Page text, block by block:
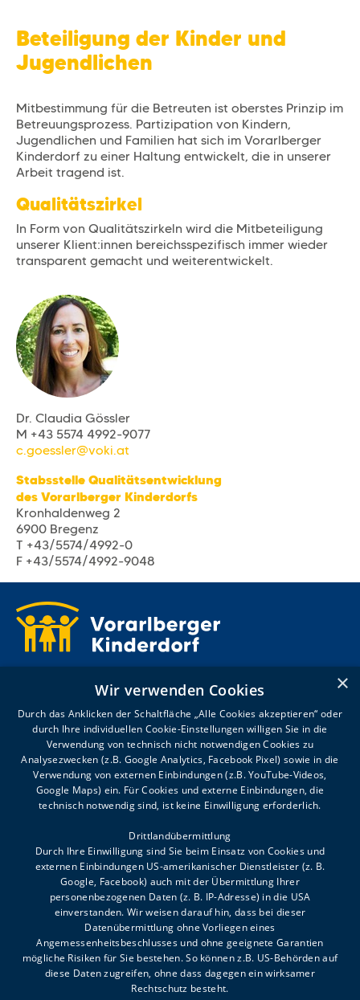
Beteiligung der Kinder und
Jugendlichen
Mitbestimmung für die Betreuten ist oberstes Prinzip im
Betreuungsprozess. Partizipation von Kindern,
Jugendlichen und Familien hat sich im Vorarlberger
Kinderdorf zu einer Haltung entwickelt, die in unserer
Arbeit tragend ist.
Qualitätszirkel
In Form von Qualitätszirkeln wird die Mitbeteiligung
unserer Klient:innen bereichsspezifisch immer wieder
transparent gemacht und weiterentwickelt.
Dr. Claudia Gössler
M +43 5574 4992-9077
c.goessler@voki.at
Stabsstelle Qualitätsentwicklung
des Vorarlberger Kinderdorfs
Kronhaldenweg 2
6900 Bregenz
T +43/5574/4992-0
F +43/5574/4992-9048
6900 Bregenz
T +43 5574 4992-0
willkommen@voki.at
Sommeröffnungszeiten:
MO-DO 8.00-12.00, 13.00-16.00
FR 8.00-12.00
FAQ
Impressum
×
Wir verwenden Cookies
Durch das Anklicken der Schaltfläche „Alle Cookies akzeptieren“ oder
durch Ihre individuellen Cookie-Einstellungen willigen Sie in die
Verwendung von technisch nicht notwendigen Cookies zu
Analysezwecken (z.B. Google Analytics, Facebook Pixel) sowie in die
Verwendung von externen Einbindungen (z.B. YouTube-Videos,
Google Maps) ein. Für Cookies und externe Einbindungen, die
technisch notwendig sind, ist keine Einwilligung erforderlich.
Drittlandübermittlung
Durch Ihre Einwilligung sind Sie beim Einsatz von Cookies und
externen Einbindungen US-amerikanischer Dienstleister (z. B.
Google, Facebook) auch mit der Übermittlung Ihrer
personenbezogenen Daten (z. B. IP-Adresse) in die USA
einverstanden. Wir weisen darauf hin, dass bei dieser
Datenübermittlung ohne Vorliegen eines
Angemessenheitsbeschlusses und ohne geeignete Garantien
mögliche Risiken für Sie bestehen. So können z.B. US-Behörden auf
diese Daten zugreifen, ohne dass dagegen ein wirksamer
Rechtschutz besteht.